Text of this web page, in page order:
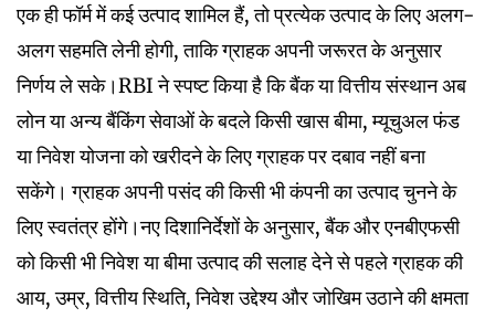
एक ही फॉर्म में कई उत्पाद शामिल हैं, तो प्रत्येक उत्पाद के लिए अलग-
अलग सहमति लेनी होगी, ताकि ग्राहक अपनी जरूरत के अनुसार
निर्णय ले सके।RBI ने स्पष्ट किया है कि बैंक या वित्तीय संस्थान अब
लोन या अन्य बैंकिंग सेवाओं के बदले किसी खास बीमा, म्यूचुअल फंड
या निवेश योजना को खरीदने के लिए ग्राहक पर दबाव नहीं बना
सकेंगे। ग्राहक अपनी पसंद की किसी भी कंपनी का उत्पाद चुनने के
लिए स्वतंत्र होंगे।नए दिशानिर्देशों के अनुसार, बैंक और एनबीएफसी
को किसी भी निवेश या बीमा उत्पाद की सलाह देने से पहले ग्राहक की
आय, उम्र, वित्तीय स्थिति, निवेश उद्देश्य और जोखिम उठाने की क्षमता